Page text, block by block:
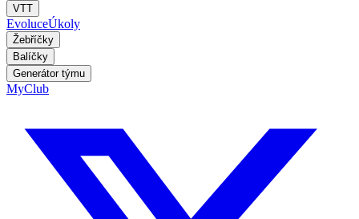
VTT
EvoluceÚkoly
Žebříčky
Balíčky
Generátor týmu
MyClub